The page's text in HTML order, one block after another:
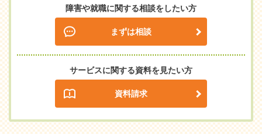
障害や就職に関する相談をしたい方
まずは相談
サービスに関する資料を見たい方
資料請求